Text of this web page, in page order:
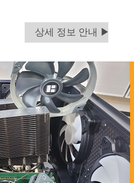
상세 정보 안내 ▶